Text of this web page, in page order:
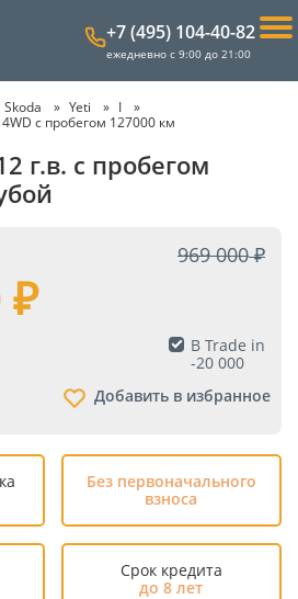
+7 (495) 104-40-82
ежедневно с 9:00 до 21:00
Skoda Yeti
I
с пробегом 127000 км
г.в. с пробегом
969 000
В Trade in
-20 000
Добавить в избранное
Без первоначального
взноса
Срок кредита
до 8 лет